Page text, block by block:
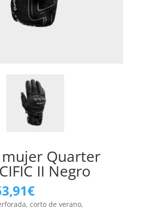
Quarter
II Negro
€El
precio
actual
corto de verano,